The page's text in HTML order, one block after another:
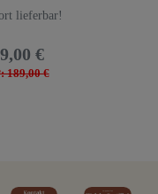
lieferbar!
189,00 €
€